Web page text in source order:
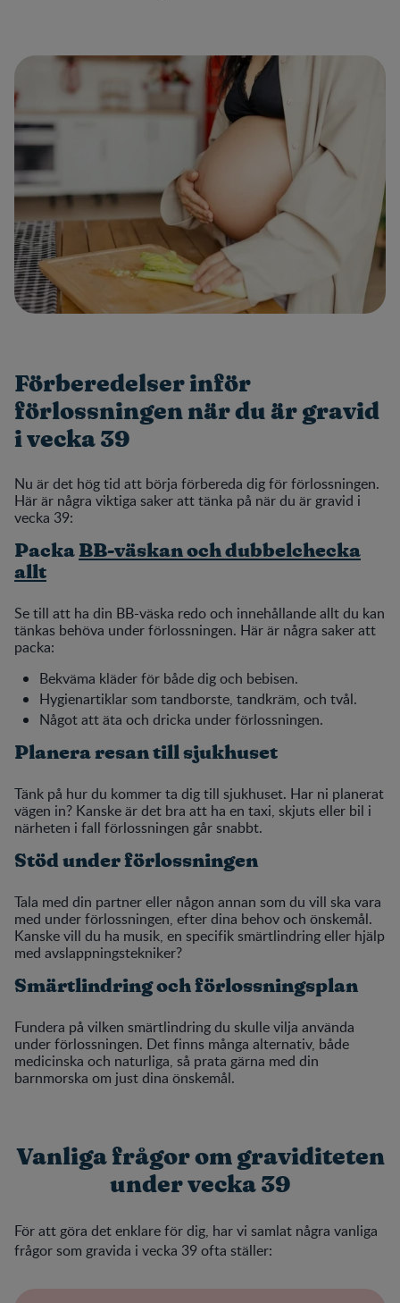
Förberedelser inför
förlossningen när du är gravid
i vecka 39
Nu är det hög tid att börja förbereda dig för förlossningen.
Här är några viktiga saker att tänka på när du är gravid i
vecka 39:
Packa BB-väskan och dubbelchecka
allt
Se till att ha din BB-väska redo och innehållande allt du kan
tänkas behöva under förlossningen. Här är några saker att
packa:
Bekväma kläder för både dig och bebisen.
Hygienartiklar som tandborste, tandkräm, och tvål.
Något att äta och dricka under förlossningen.
Planera resan till sjukhuset
Tänk på hur du kommer ta dig till sjukhuset. Har ni planerat
vägen in? Kanske är det bra att ha en taxi, skjuts eller bil i
närheten i fall förlossningen går snabbt.
Stöd under förlossningen
Tala med din partner eller någon annan som du vill ska vara
med under förlossningen, efter dina behov och önskemål.
Kanske vill du ha musik, en specifik smärtlindring eller hjälp
med avslappningstekniker?
Smärtlindring och förlossningsplan
Fundera på vilken smärtlindring du skulle vilja använda
under förlossningen. Det finns många alternativ, både
medicinska och naturliga, så prata gärna med din
barnmorska om just dina önskemål.
Vanliga frågor om graviditeten
under vecka 39
För att göra det enklare för dig, har vi samlat några vanliga
frågor som gravida i vecka 39 ofta ställer: